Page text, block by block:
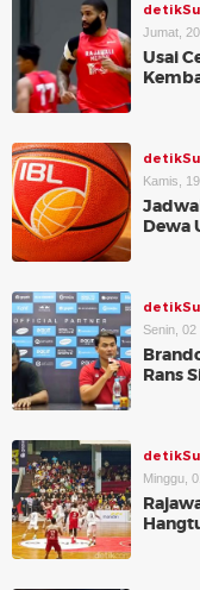
Jumat,
Usai
Kamis,
Dewa
Senin,
Rans
Minggu,